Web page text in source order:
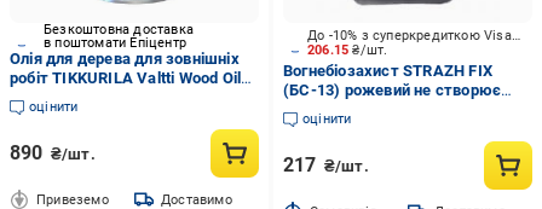
Безкоштовна доставка
в поштомати Епіцентр
Олія для дерева для зовнішніх
робіт TIKKURILA Valtti Wood Oil
0,9 л
оцінити
890 ₴/шт.
Привеземо Доставимо
206.15₴/шт.
До -10% з суперкредиткою Visa Вигода
Вогнебіозахист STRAZH FIX
(БС-13) рожевий не створює
плівки 5 л
оцінити
217 ₴/шт.